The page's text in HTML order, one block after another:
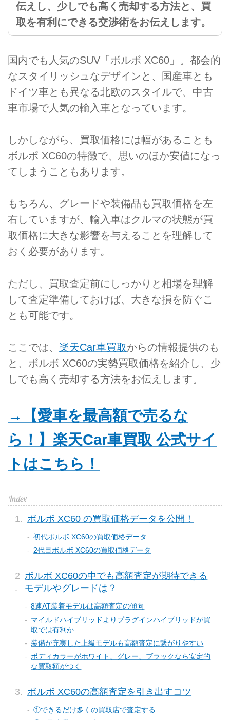
伝えし、少しでも高く売却する方法と、買
取を有利にできる交渉術をお伝えします。
国内でも人気のSUV「ボルボ XC60」。都会的
なスタイリッシュなデザインと、国産車とも
ドイツ車とも異なる北欧のスタイルで、中古
車市場で人気の輸入車となっています。
しかしながら、買取価格には幅があることも
ボルボ XC60の特徴で、思いのほか安値になっ
てしまうこともあります。
もちろん、グレードや装備品も買取価格を左
右していますが、輸入車はクルマの状態が買
取価格に大きな影響を与えることを理解して
おく必要があります。
ただし、買取査定前にしっかりと相場を理解
して査定準備しておけば、大きな損を防ぐこ
とも可能です。
ここでは、 楽天Car車買取からの情報提供のも
と、ボルボ XC60の実勢買取価格を紹介し、少
しでも高く売却する方法をお伝えします。
→【愛車を最高額で売るな
ら！】楽天Car車買取 公式サイ
トはこちら！
ボルボ XC60 の買取価格データを公開！
初代ボルボ XC60の買取価格データ
2代目ボルボ XC60の買取価格データ
ボルボ XC60の中でも高額査定が期待できる
モデルやグレードは？
8速AT装着モデルは高額査定の傾向
マイルドハイブリッドよりプラグインハイブリッドが買
取では有利か
装備が充実した上級モデルも高額査定に繋がりやすい
ボディカラーがホワイト、グレー、ブラックなら安定的
な買取額がつく
ボルボ XC60の高額査定を引き出すコツ
①できるだけ多くの買取店で査定する